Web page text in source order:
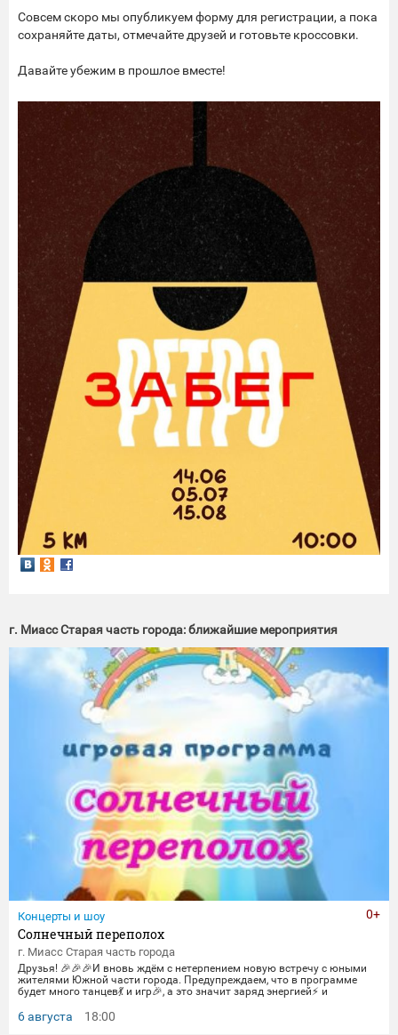
Совсем скоро мы опубликуем форму для регистрации, а пока
сохраняйте даты, отмечайте друзей и готовьте кроссовки.
Давайте убежим в прошлое вместе!
г. Миасс Старая часть города: ближайшие мероприятия
Концерты и шоу
Солнечный переполох
г. Миасс Старая часть города
Друзья! 🎉🎉🎉И вновь ждём с нетерпением новую встречу с юными
жителями Южной части города. Предупреждаем, что в программе
будет много танцев💃 и игр🎉, а это значит заряд энергией⚡ и
6 августа 18:00
0+